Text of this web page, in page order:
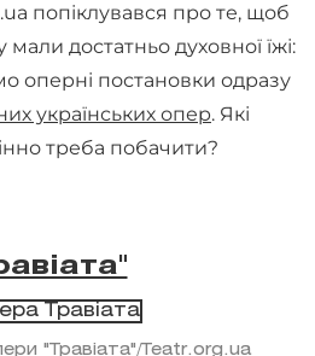
попіклувався про те, щоб
мали достатньо духовної їжі:
оперні постановки одразу
українських опер. Які
треба побачити?
"Травіата"/Teatr.org.ua